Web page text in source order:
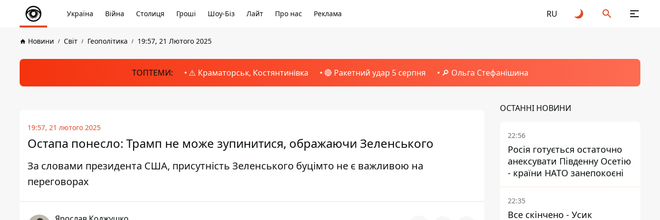
Україна Війна Столиця Гроші Шоу-Біз Лайт Про нас Реклама RU
Новини Світ Геополітика 19:57, 21 Лютого 2025
ТОПТЕМИ: ⚠️ Краматорськ, Костянтинівка 🔴 Ракетний удар 5 серпня 🔎 Ольга Стефанішина
19:57, 21 лютого 2025
Остапа понесло: Трамп не може зупинитися, ображаючи Зеленського
За словами президента США, присутність Зеленського буцімто не є важливою на
переговорах
ОСТАННІ НОВИНИ
22:56
Росія готується остаточно
анексувати Південну Осетію
- країни НАТО занепокоєні
22:35
Все скінчено - Усик